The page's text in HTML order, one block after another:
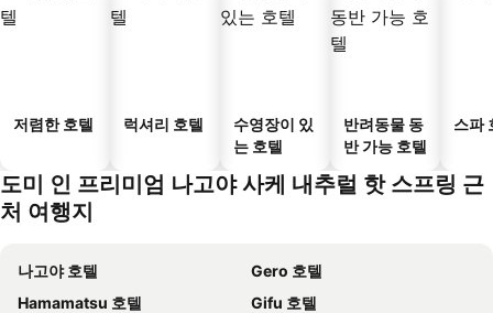
저렴한 호텔 럭셔리 호텔
수영장이 있
는 호텔
반려동물 동
반 가능 호텔
스파
도미 인 프리미엄 나고야 사케 내추럴 핫 스프링 근
처 여행지
나고야 호텔
Gero 호텔
Hamamatsu 호텔
Gifu 호텔